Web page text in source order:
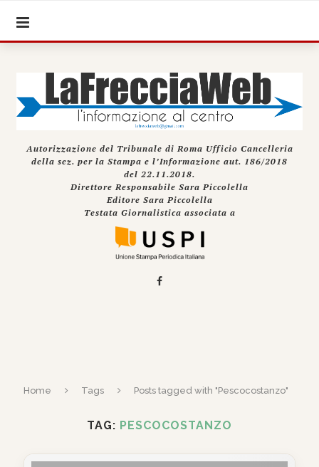
Autorizzazione del Tribunale di Roma Ufficio Cancelleria
della sez. per la Stampa e l’Informazione aut. 186/2018
del 22.11.2018.
Direttore Responsabile Sara Piccolella
Editore Sara Piccolella
Testata Giornalistica associata a
Home Tags Posts tagged with "Pescocostanzo"
TAG: PESCOCOSTANZO